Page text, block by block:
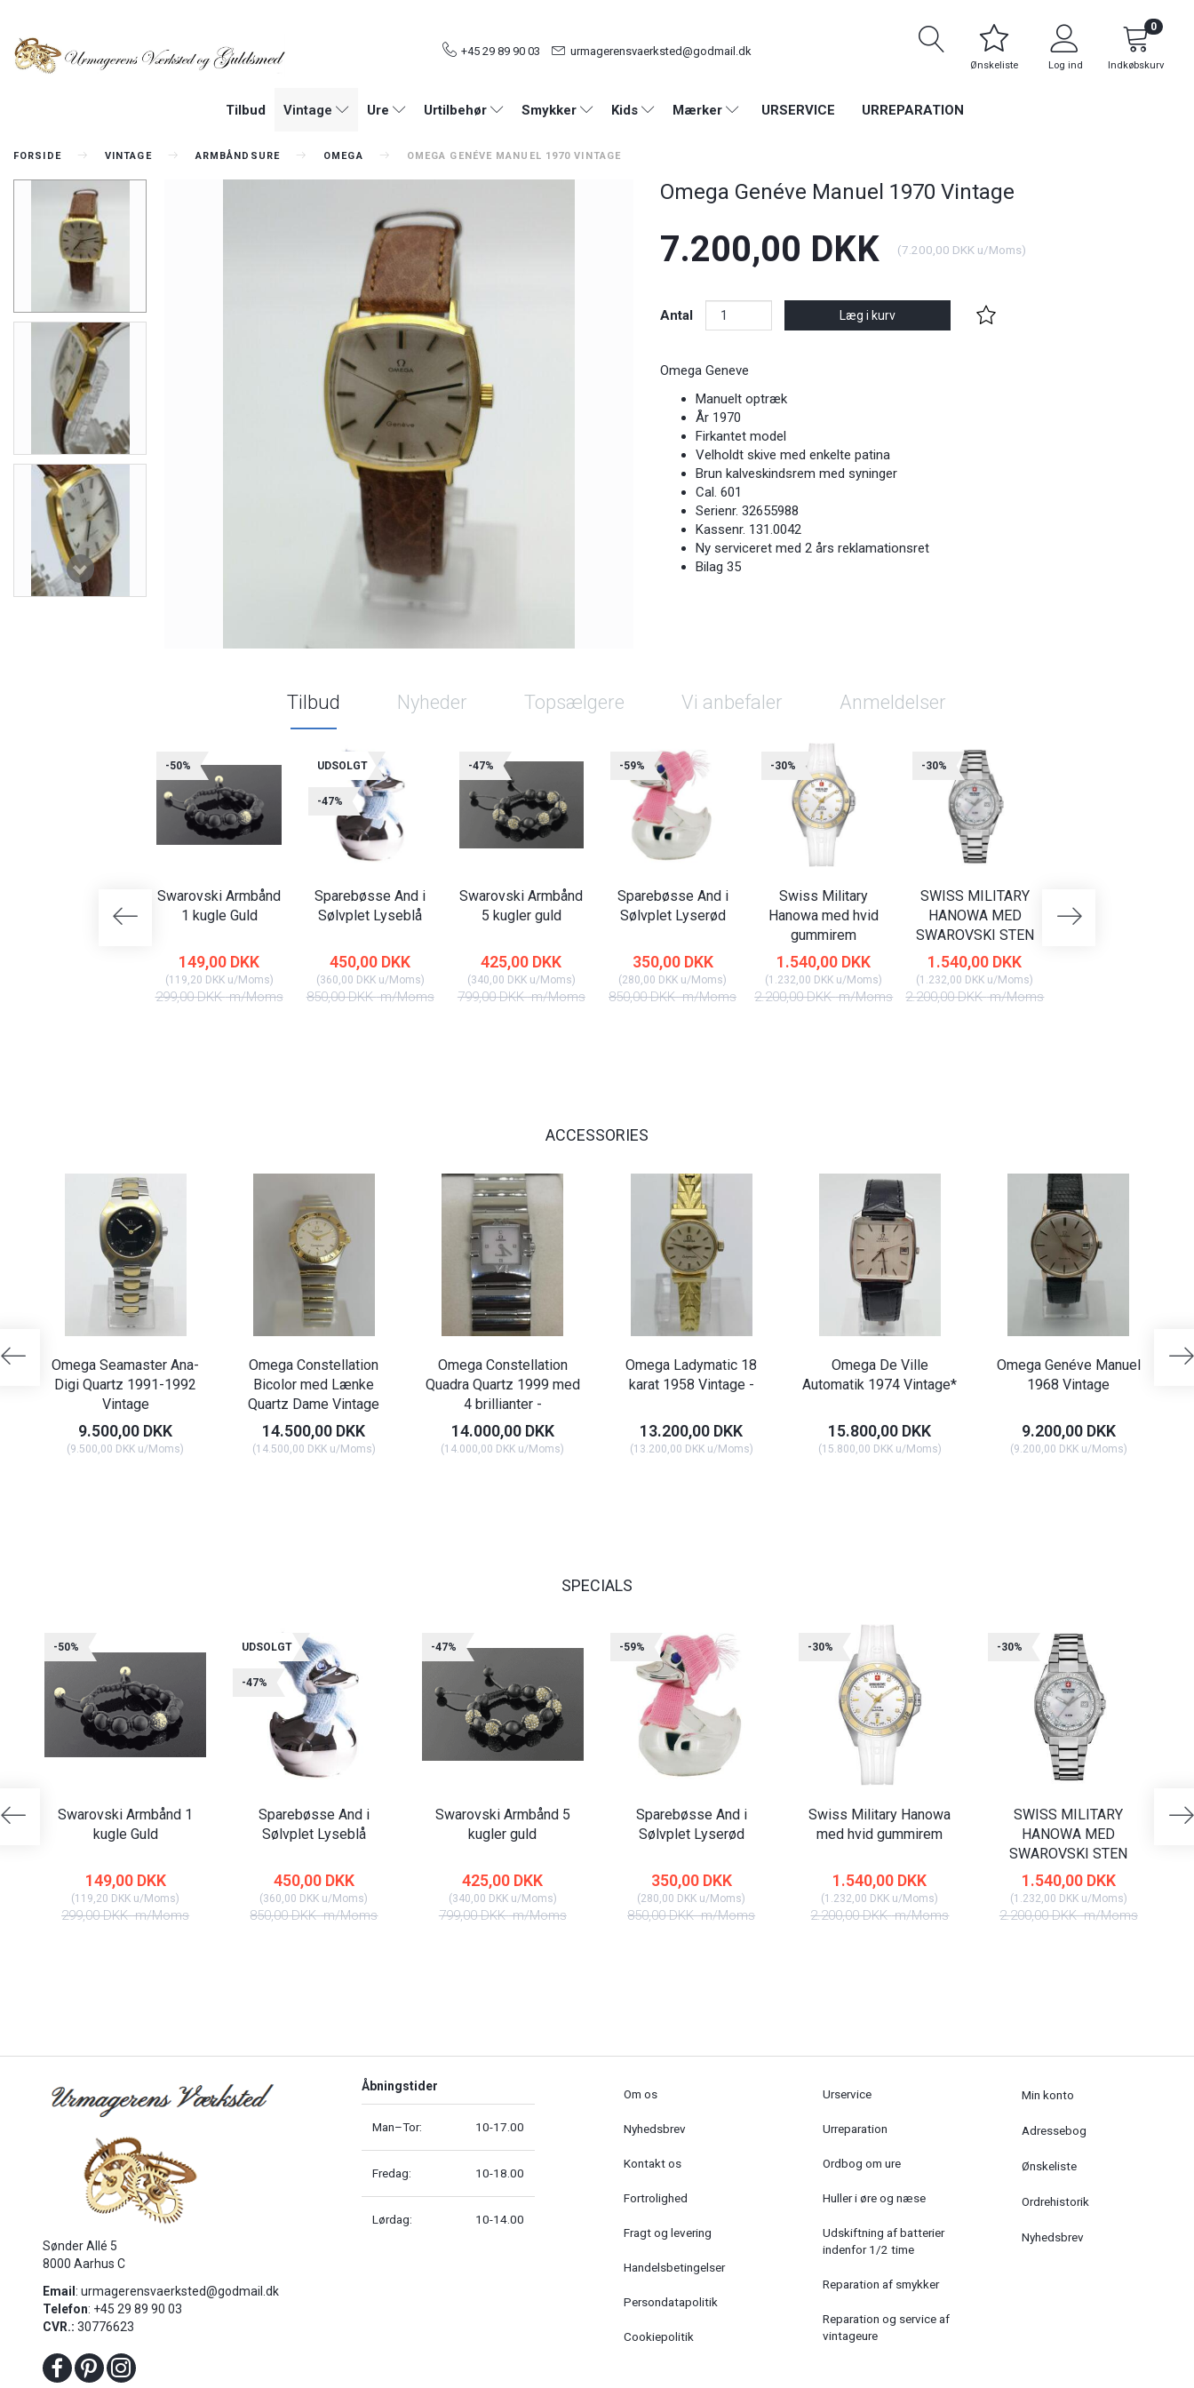
+45 29 89 90 03 urmagerensvaerksted@godmail.dk
Ønskeliste Log ind Indkøbskurv
0
Tilbud Vintage Ure Urtilbehør Smykker Kids Mærker URSERVICE URREPARATION
FORSIDE VINTAGE ARMBÅNDSURE OMEGA OMEGA GENÉVE MANUEL 1970 VINTAGE
Omega Genéve Manuel 1970 Vintage
7.200,00 DKK (7.200,00 DKK u/Moms)
Antal Læg i kurv
Omega Geneve
Manuelt optræk
År 1970
Firkantet model
Velholdt skive med enkelte patina
Brun kalveskindsrem med syninger
Cal. 601
Serienr. 32655988
Kassenr. 131.0042
Ny serviceret med 2 års reklamationsret
Bilag 35
Tilbud Nyheder Topsælgere Vi anbefaler Anmeldelser
-50%
Swarovski Armbånd
1 kugle Guld
149,00 DKK
(119,20 DKKu/Moms)
299,00 DKKm/Moms
UDSOLGT
-47%
Sparebøsse And i
Sølvplet Lyseblå
450,00 DKK
(360,00 DKKu/Moms)
850,00 DKKm/Moms
-47%
Swarovski Armbånd
5 kugler guld
425,00 DKK
(340,00 DKKu/Moms)
799,00 DKKm/Moms
-59%
Sparebøsse And i
Sølvplet Lyserød
350,00 DKK
(280,00 DKK u/Moms)
850,00 DKKm/Moms
-30%
Swiss Military
Hanowa med hvid
gummirem
1.540,00 DKK
(1.232,00 DKK u/Moms)
2.200,00 DKKm/Moms
-30%
SWISS MILITARY
HANOWA MED
SWAROVSKI STEN
1.540,00 DKK
(1.232,00 DKK u/Moms)
2.200,00 DKKm/Moms
HANOWA MED DAG
ACCESSORIES
Omega Seamaster Ana-
Digi Quartz 1991-1992
Vintage
9.500,00 DKK
(9.500,00 DKK u/Moms)
Omega Constellation
Bicolor med Lænke
Quartz Dame Vintage
14.500,00 DKK
(14.500,00 DKKu/Moms)
Omega Constellation
Quadra Quartz 1999 med
4 brillianter -
14.000,00 DKK
(14.000,00 DKK u/Moms)
Omega Ladymatic 18
karat 1958 Vintage -
13.200,00 DKK
(13.200,00 DKKu/Moms)
Omega De Ville
Automatik 1974 Vintage*
15.800,00 DKK
(15.800,00 DKKu/Moms)
Omega Genéve Manuel
1968 Vintage
9.200,00 DKK
(9.200,00 DKKu/Moms)
SPECIALS
-50%
Swarovski Armbånd 1
kugle Guld
149,00 DKK
(119,20 DKK u/Moms)
299,00 DKKm/Moms
UDSOLGT
-47%
Sparebøsse And i
Sølvplet Lyseblå
450,00 DKK
(360,00 DKK u/Moms)
850,00 DKKm/Moms
-47%
Swarovski Armbånd 5
kugler guld
425,00 DKK
(340,00 DKKu/Moms)
799,00 DKKm/Moms
-59%
Sparebøsse And i
Sølvplet Lyserød
350,00 DKK
(280,00 DKK u/Moms)
850,00 DKKm/Moms
-30%
Swiss Military Hanowa
med hvid gummirem
1.540,00 DKK
(1.232,00 DKK u/Moms)
2.200,00 DKKm/Moms
-30%
SWISS MILITARY
HANOWA MED
SWAROVSKI STEN
1.540,00 DKK
(1.232,00 DKKu/Moms)
2.200,00 DKKm/Moms
Sønder Allé 5
8000 Aarhus C
Email : urmagerensvaerksted@godmail.dk
Telefon: +45 29 89 90 03
CVR.: 30776623
Åbningstider
Man–Tor: 10-17.00
Fredag: 10-18.00
Lørdag: 10-14.00
Om os
Nyhedsbrev
Kontakt os
Fortrolighed
Fragt og levering
Handelsbetingelser
Persondatapolitik
Cookiepolitik
Urservice
Urreparation
Ordbog om ure
Huller i øre og næse
Udskiftning af batterier
indenfor 1/2 time
Reparation af smykker
Reparation og service af
vintageure
Min konto
Adressebog
Ønskeliste
Ordrehistorik
Nyhedsbrev